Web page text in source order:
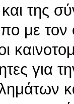
και της
με τον
για